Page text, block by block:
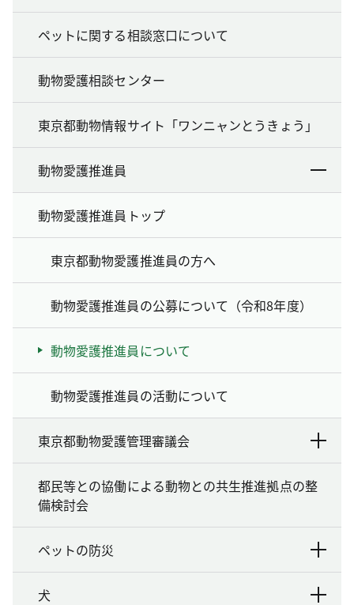
ペットに関する相談窓口について
動物愛護相談センター
東京都動物情報サイト「ワンニャンとうきょう」
動物愛護推進員
動物愛護推進員トップ
東京都動物愛護推進員の方へ
動物愛護推進員の公募について（令和8年度）
動物愛護推進員について
動物愛護推進員の活動について
東京都動物愛護管理審議会
都民等との協働による動物との共生推進拠点の整
備検討会
ペットの防災
犬